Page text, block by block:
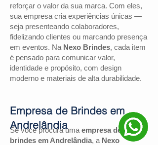
reforçar o valor da sua marca. Com eles,
sua empresa cria experiências únicas —
seja presenteando colaboradores,
fidelizando clientes ou marcando presença
em eventos. Na Nexo Brindes, cada item
é pensado para comunicar valor,
identidade e propósito, com design
moderno e materiais de alta durabilidade.
Se você procura uma empresa de
brindes em Andrelândia, a Nexo
Empresa de Brindes em
Andrelândia